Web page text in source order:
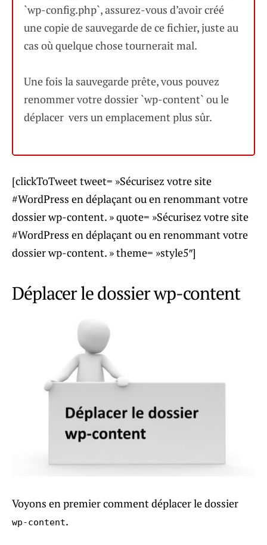
`wp-config.php`, assurez-vous d’avoir créé
une copie de sauvegarde de ce fichier, juste au
cas où quelque chose tournerait mal.
Une fois la sauvegarde prête, vous pouvez
renommer votre dossier `wp-content` ou le
déplacer vers un emplacement plus sûr.
[clickToTweet tweet= »Sécurisez votre site
#WordPress en déplaçant ou en renommant votre
dossier wp-content. » quote= »Sécurisez votre site
#WordPress en déplaçant ou en renommant votre
dossier wp-content. » theme= »style5″]
Déplacer le dossier wp-content
Voyons en premier comment déplacer le dossier
wp-content.